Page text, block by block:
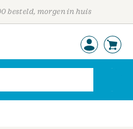
besteld, morgen in huis